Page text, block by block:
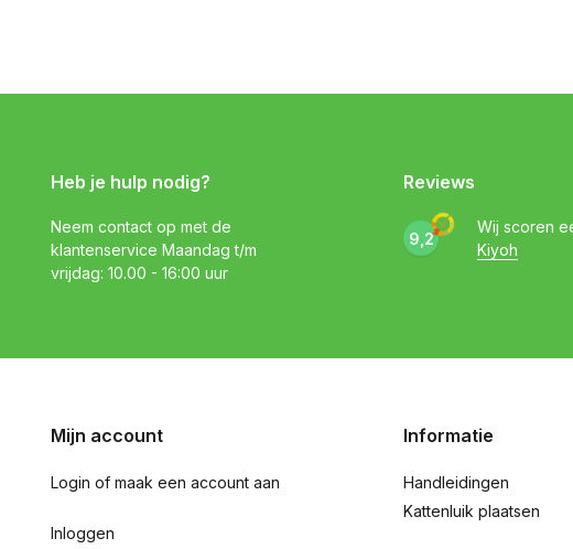
Heb je hulp nodig?
Neem contact op met de
klantenservice Maandag t/m
vrijdag: 10.00 - 16:00 uur
Reviews
9,2
Wij scoren
Kiyoh
Mijn account
Login of maak een account aan
Inloggen
Informatie
Handleidingen
Kattenluik plaatsen